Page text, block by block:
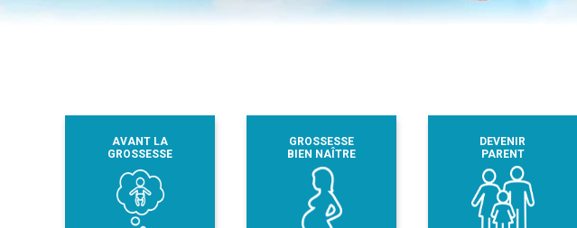
AVANT LA
GROSSESSE
GROSSESSE
BIEN NAÎTRE
DEVENIR
PARENT